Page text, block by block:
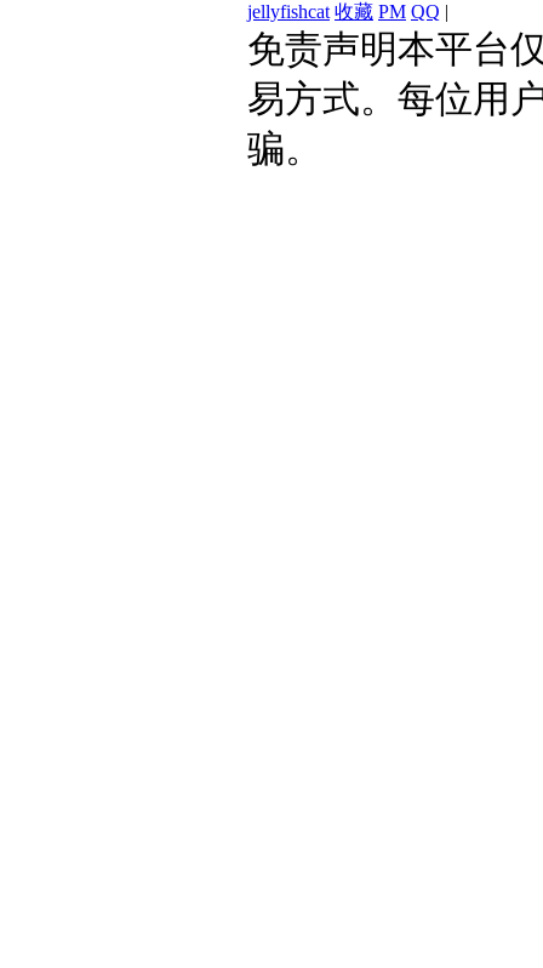
jellyfishcat 收藏 PM QQ |
免责声明本平台
易方式。每位用
骗。